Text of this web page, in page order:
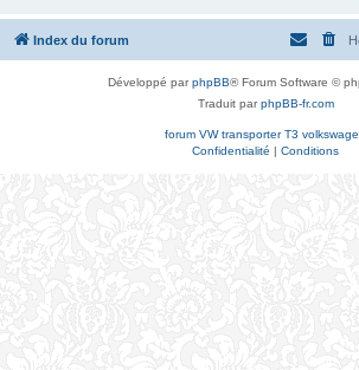
Index du forum
Développé parphpBB® Forum Software ©
Traduit parphpBB-fr.com
forum VW transporter T3
Confidentialité | Conditions